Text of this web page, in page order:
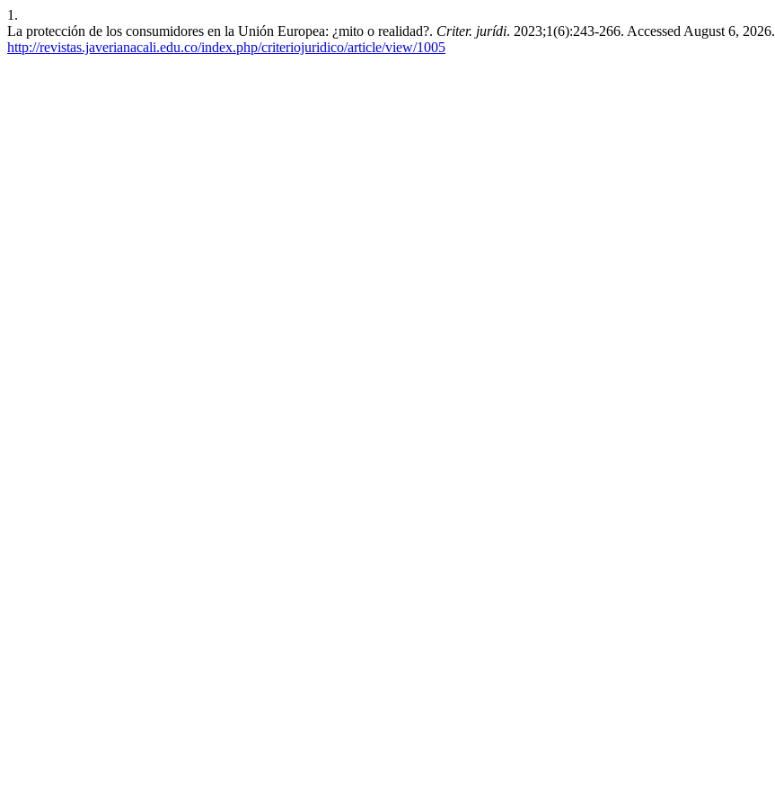
1.
La protección de los consumidores en la Unión Europea: ¿mito o realidad?. Criter. jurídi. 2023;1(6):243-266. Accessed August 6, 2026.
http://revistas.javerianacali.edu.co/index.php/criteriojuridico/article/view/1005